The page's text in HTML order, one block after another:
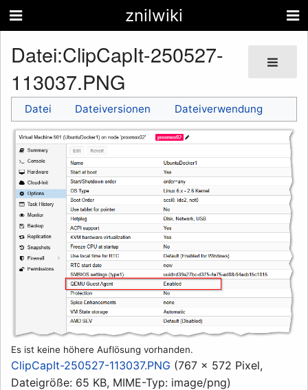
znilwiki
Datei:ClipCapIt-250527-
113037.PNG
Datei Dateiversionen Dateiverwendung
Es ist keine höhere Auflösung vorhanden.
ClipCapIt-250527-113037.PNG (767 × 572 Pixel,
Dateigröße: 65 KB, MIME-Typ: image/png)